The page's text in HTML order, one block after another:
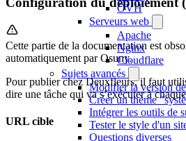
OVH
Serveurs web
Apache
Nginx
Cloudflare
Sujets avancés
Modifier la version
Créer un thème
Intégrer les outils de
Tester le style d'un
Questions diverses
Cette partie de la documentation est
automatiquement par Osuny.
Pour publier chez Deuxfleurs, il faut
dire une tâche qui va s’exécuter à
URL cible